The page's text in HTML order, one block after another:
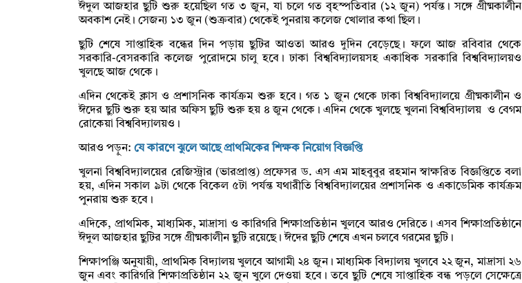
ঈদুল আজহার ছুটি শুরু হয়েছিল গত ৩ জুন, যা চলে গত বৃহস্পতিবার (১২ জুন) পর্যন্ত। সঙ্গে গ্রীষ্মকালীন
অবকাশ নেই। সেজন্য ১৩ জুন (শুক্রবার) থেকেই পুনরায় কলেজ খোলার কথা ছিল।
ছুটি শেষে সাপ্তাহিক বন্ধের দিন পড়ায় ছুটির আওতা আরও দুদিন বেড়েছে। ফলে আজ রবিবার থেকে
সরকারি-বেসরকারি কলেজ পুরোদমে চালু হবে। ঢাকা বিশ্ববিদ্যালয়সহ একাধিক সরকারি বিশ্ববিদ্যালয়ও
খুলছে আজ থেকে।
এদিন থেকেই ক্লাস ও প্রশাসনিক কার্যক্রম শুরু হবে। গত ১ জুন থেকে ঢাকা বিশ্ববিদ্যালয়ে গ্রীষ্মকালীন ও
ঈদের ছুটি শুরু হয় আর অফিস ছুটি শুরু হয় ৪ জুন থেকে। এদিন থেকে খুলছে খুলনা বিশ্ববিদ্যালয় ও বেগম
রোকেয়া বিশ্ববিদ্যালয়ও।
আরও পড়ুন: যে কারণে ঝুলে আছে প্রাথমিকের শিক্ষক নিয়োগ বিজ্ঞপ্তি
খুলনা বিশ্ববিদ্যালয়ের রেজিস্ট্রার (ভারপ্রাপ্ত) প্রফেসর ড. এস এম মাহবুবুর রহমান স্বাক্ষরিত বিজ্ঞপ্তিতে বলা
হয়, এদিন সকাল ৯টা থেকে বিকেল ৫টা পর্যন্ত যথারীতি বিশ্ববিদ্যালয়ের প্রশাসনিক ও একাডেমিক কার্যক্রম
পুনরায় শুরু হবে।
এদিকে, প্রাথমিক, মাধ্যমিক, মাদ্রাসা ও কারিগরি শিক্ষাপ্রতিষ্ঠান খুলবে আরও দেরিতে। এসব শিক্ষাপ্রতিষ্ঠানে
ঈদুল আজহার ছুটির সঙ্গে গ্রীষ্মকালীন ছুটি রয়েছে। ঈদের ছুটি শেষে এখন চলবে গরমের ছুটি।
শিক্ষাপঞ্জি অনুযায়ী, প্রাথমিক বিদ্যালয় খুলবে আগামী ২৪ জুন। মাধ্যমিক বিদ্যালয় খুলবে ২২ জুন, মাদ্রাসা ২৬
জুন এবং কারিগরি শিক্ষাপ্রতিষ্ঠান ২২ জুন খুলে দেওয়া হবে। তবে ছুটি শেষে সাপ্তাহিক বন্ধ পড়লে সেক্ষেত্রে